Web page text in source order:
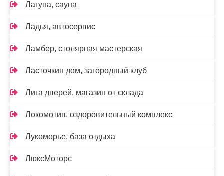
Лагуна, сауна
Ладья, автосервис
Ламбер, столярная мастерская
Ласточкин дом, загородный клуб
Лига дверей, магазин от склада
Локомотив, оздоровительный комплекс
Лукоморье, база отдыха
ЛюксМоторс